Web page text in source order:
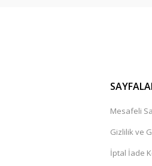
Mesafeli
Gizlilik ve
İptal İade